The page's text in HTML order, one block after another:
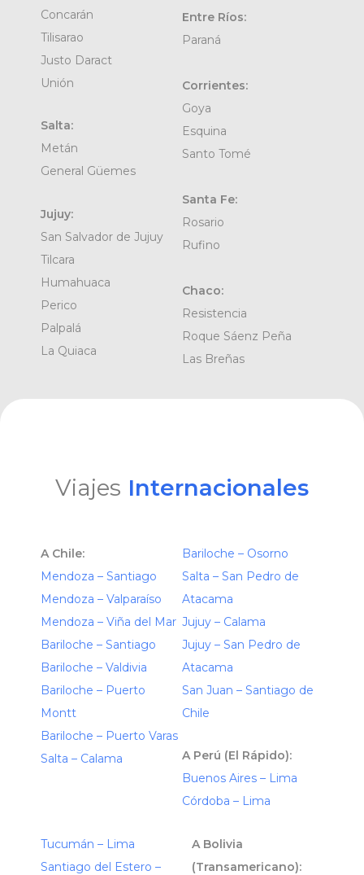
Concarán
Tilisarao
Justo Daract
Unión
Salta:
Metán
General Güemes
Jujuy:
San Salvador de Jujuy
Tilcara
Humahuaca
Perico
Palpalá
La Quiaca
Entre Ríos:
Paraná
Corrientes:
Goya
Esquina
Santo Tomé
Santa Fe:
Rosario
Rufino
Chaco:
Resistencia
Roque Sáenz Peña
Las Breñas
Viajes Internacionales
A Chile:
Mendoza – Santiago
Mendoza – Valparaíso
Mendoza – Viña del Mar
Bariloche – Santiago
Bariloche – Valdivia
Bariloche – Puerto
Montt
Bariloche – Puerto Varas
Salta – Calama
Bariloche – Osorno
Salta – San Pedro de
Atacama
Jujuy – Calama
Jujuy – San Pedro de
Atacama
San Juan – Santiago de
Chile
A Perú (El Rápido):
Buenos Aires – Lima
Córdoba – Lima
Tucumán – Lima
Santiago del Estero –
A Bolivia
(Transamericano):